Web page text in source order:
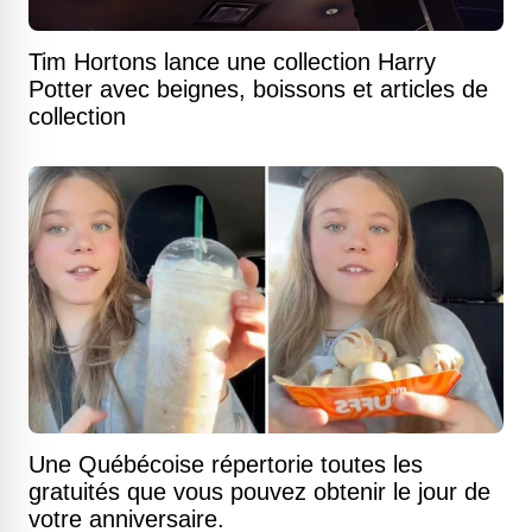
Tim Hortons lance une collection Harry
Potter avec beignes, boissons et articles de
collection
Une Québécoise répertorie toutes les
gratuités que vous pouvez obtenir le jour de
votre anniversaire.